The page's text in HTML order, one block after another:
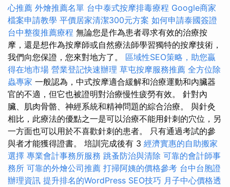
心推薦 外燴推薦名單 台中泰式按摩排毒療程 Google商家
檔案申請教學 平價居家清潔300元方案 如何申請泰國簽證
台中整復推薦療程 無論您是作為患者尋求有效的治療按
摩，還是想作為按摩師或自然療法師學習獨特的按摩技術，
我們向您保證，您來對地方了。 區域性SEO策略，助您贏
得在地市場 營業登記快速辦理 草屯按摩服務推薦 全方位除
蟲專家 一般認為，中式按摩適合緩解和治療運動和內臟器
官的不適，但它也被證明對治療慢性疲勞有效。 針對內
臟、肌肉骨骼、神經系統和精神問題的綜合治療。 與針灸
相比，此療法的優點之一是可以治療不能用針刺的穴位，另
一方面也可以用於不喜歡針刺的患者。 只有通過考試的參
與者才能獲得證書。 培訓完成後有 3 經濟實惠的自助搬家
選擇 專業會計事務所服務 跳蚤防治與清除 可靠的會計師事
務所 可靠的外燴公司推薦 打掃阿姨的價格參考 台中台胞證
辦理資訊 提升排名的WordPress SEO技巧 月子中心價格透